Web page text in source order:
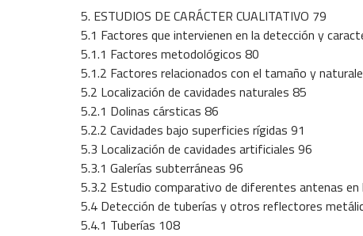
5. ESTUDIOS DE CARÁCTER CUALITATIVO 79
5.1 Factores que intervienen en la detección y
5.1.1 Factores metodológicos 80
5.1.2 Factores relacionados con el tamaño y
5.2 Localización de cavidades naturales 85
5.2.1 Dolinas cársticas 86
5.2.2 Cavidades bajo superficies rígidas 91
5.3 Localización de cavidades artificiales 96
5.3.1 Galerías subterráneas 96
5.3.2 Estudio comparativo de diferentes antenas en
5.4 Detección de tuberías y otros reflectores
5.4.1 Tuberías 108